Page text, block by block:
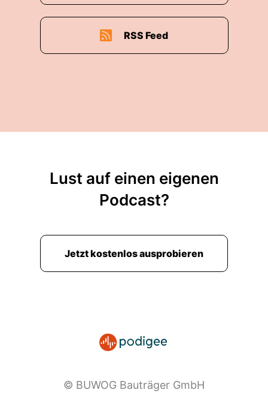
RSS Feed
Lust auf einen eigenen
Podcast?
Jetzt kostenlos ausprobieren
© BUWOG Bauträger GmbH